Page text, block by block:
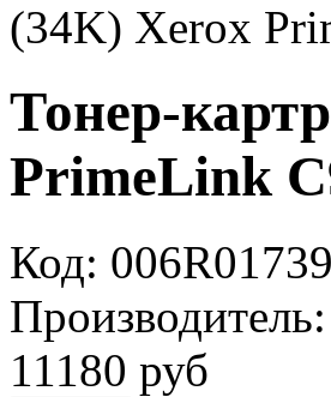
(34K) Xerox
Тонер-
PrimeLink
Код: 006R01739
Производитель:
11180 руб